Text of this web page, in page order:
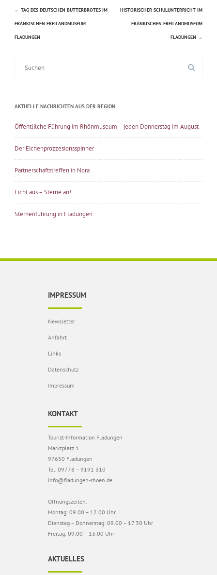
Beitragsnavigation
← TAG DES DEUTSCHEN BUTTERBROTES IM
FRÄNKISCHEN FREILANDMUSEUM
FLADUNGEN
HISTORISCHER SCHULUNTERRICHT IM
FRÄNKISCHEN FREILANDMUSEUM
FLADUNGEN →
AKTUELLE NACHRICHTEN AUS DER REGION
Öffentlilche Führung im Rhönmuseum – jeden Donnerstag im August
Der Eichenprozzesionsspinner
Partnerschaftstreffen in Nora
Licht aus – Sterne an!
Sternenführung in Fladungen
IMPRESSUM
Newsletter
Anfahrt
Links
Datenschutz
Impressum
KONTAKT
Tourist-Information Fladungen
Marktplatz 1
97650 Fladungen
Tel. 09778 – 9191 310
info@fladungen-rhoen.de
Öffnungszeiten:
Montag: 09.00 – 12.00 Uhr
Dienstag – Donnerstag: 09.00 – 17.30 Uhr
Freitag: 09.00 – 13.00 Uhr
AKTUELLES